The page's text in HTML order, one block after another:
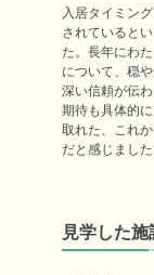
入居タイミン
されていると
た。長年にわ
について、穏
深い信頼が伝
期待も具体的
取れた、これ
だと感じました
見学した施